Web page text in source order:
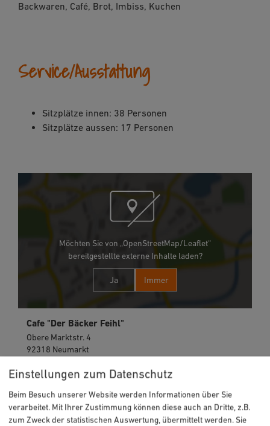
Backwaren, Café, Brot, Imbiss, Kuchen
Service/Ausstattung
Sitzplätze innen: 38 Personen
Sitzplätze aussen: 17 Personen
Möchten Sie von „OpenStreetMap/Leaflet“
bereitgestellte externe Inhalte laden?
Ja Immer
Cafe "Der Bäcker Feihl"
Obere Marktstr. 4
92318 Neumarkt
09181 20261
Einstellungen zum Datenschutz
Beim Besuch unserer Website werden Informationen über Sie
verarbeitet. Mit Ihrer Zustimmung können diese auch an Dritte, z.B.
zum Zweck der statistischen Auswertung, übermittelt werden. Sie